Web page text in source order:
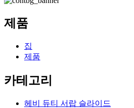
제품
집
제품
카테고리
헤비 듀티 서랍 슬라이드